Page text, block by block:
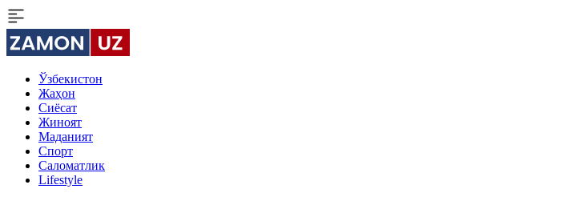
Ўзбекистон
Жаҳон
Сиёсат
Жиноят
Маданият
Спорт
Cаломатлик
Lifestyle